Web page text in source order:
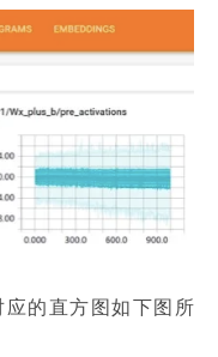
应的直方图如下图所